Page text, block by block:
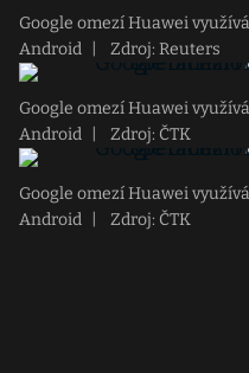
Google omezí Huawei
Android
Zdroj: Reuters
Google omezí Huawei
Android
Zdroj: ČTK
Google omezí Huawei
Android
Zdroj: ČTK